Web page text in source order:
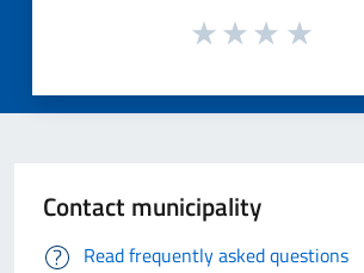
Contact municipality
Read frequently asked questions